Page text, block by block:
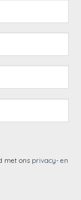
met ons privacy- en